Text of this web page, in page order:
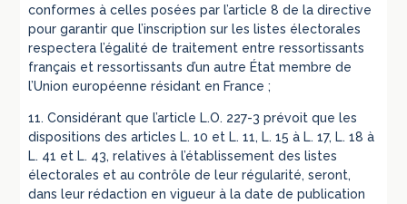
conformes à celles posées par l’article 8 de la directive
pour garantir que l’inscription sur les listes électorales
respectera l’égalité de traitement entre ressortissants
français et ressortissants d’un autre État membre de
l’Union européenne résidant en France ;
11. Considérant que l’article L.O. 227-3 prévoit que les
dispositions des articles L. 10 et L. 11, L. 15 à L. 17, L. 18 à
L. 41 et L. 43, relatives à l’établissement des listes
électorales et au contrôle de leur régularité, seront,
dans leur rédaction en vigueur à la date de publication